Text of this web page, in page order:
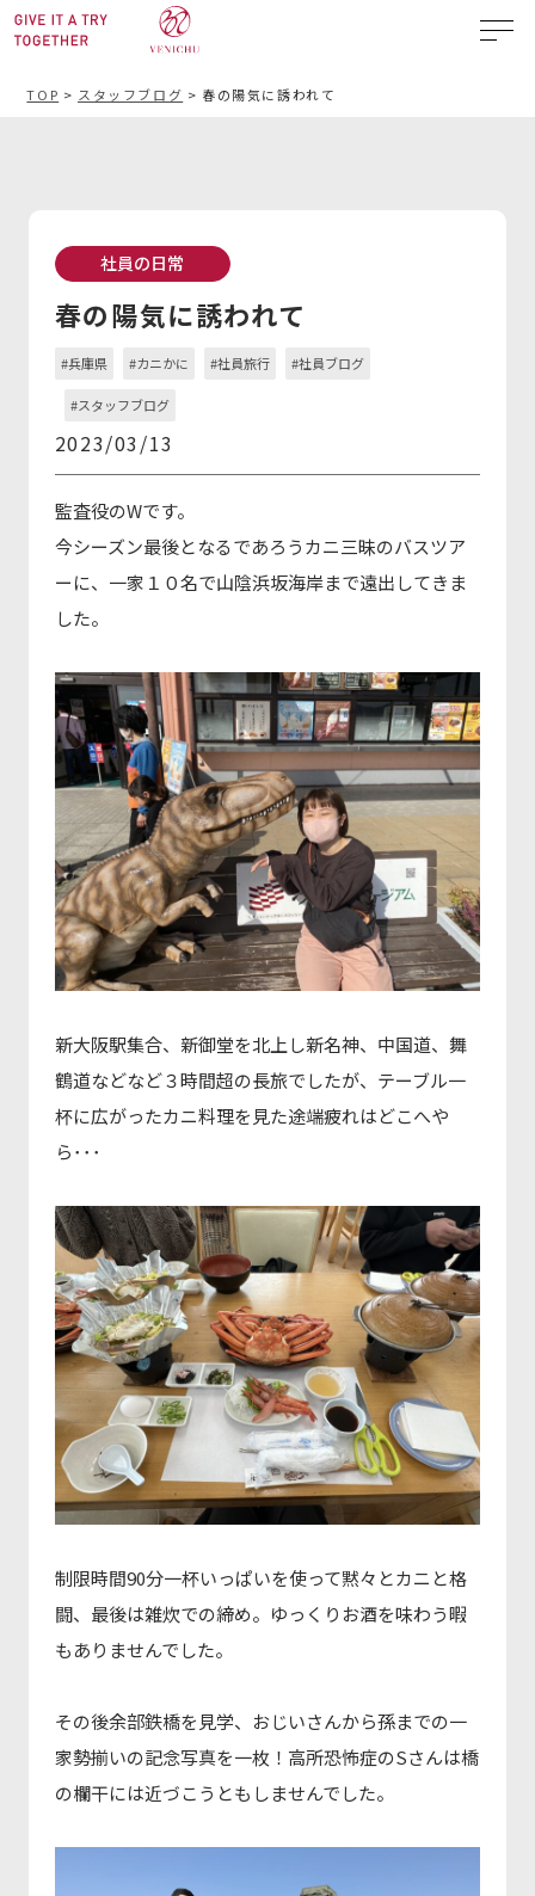
TOP > スタッフブログ > 春の陽気に誘われて
社員の日常
春の陽気に誘われて
#兵庫県 #カニかに #社員旅行 #社員ブログ
#スタッフブログ
2023/03/13
監査役のWです。
今シーズン最後となるであろうカニ三昧のバスツア
ーに、一家１０名で山陰浜坂海岸まで遠出してきま
した。
新大阪駅集合、新御堂を北上し新名神、中国道、舞
鶴道などなど３時間超の長旅でしたが、テーブル一
杯に広がったカニ料理を見た途端疲れはどこへや
ら･･･
制限時間90分一杯いっぱいを使って黙々とカニと格
闘、最後は雑炊での締め。ゆっくりお酒を味わう暇
もありませんでした。
その後余部鉄橋を見学、おじいさんから孫までの一
家勢揃いの記念写真を一枚！高所恐怖症のSさんは橋
の欄干には近づこうともしませんでした。